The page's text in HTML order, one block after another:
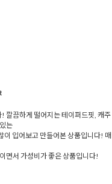
깔끔하게 떨어지는 테이퍼드핏, 캐주
는
입어보고 만들어본 상품입니다! 매
면서 가성비가 좋은 상품입니다!